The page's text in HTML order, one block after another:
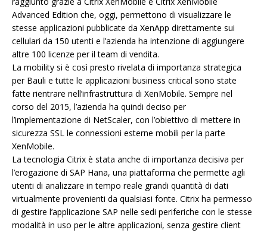
Advanced Edition che, oggi, permettono di visualizzare le
stesse applicazioni pubblicate da XenApp direttamente sui
cellulari da 150 utenti e l’azienda ha intenzione di aggiungere
altre 100 licenze per il team di vendita.
La mobility si è così presto rivelata di importanza strategica
per Bauli e tutte le applicazioni business critical sono state
fatte rientrare nell’infrastruttura di XenMobile. Sempre nel
corso del 2015, l’azienda ha quindi deciso per
l’implementazione di NetScaler, con l’obiettivo di mettere in
sicurezza SSL le connessioni esterne mobili per la parte
XenMobile.
La tecnologia Citrix è stata anche di importanza decisiva per
l’erogazione di SAP Hana, una piattaforma che permette agli
utenti di analizzare in tempo reale grandi quantità di dati
virtualmente provenienti da qualsiasi fonte. Citrix ha permesso
di gestire l’applicazione SAP nelle sedi periferiche con le stesse
modalità in uso per le altre applicazioni, senza gestire client